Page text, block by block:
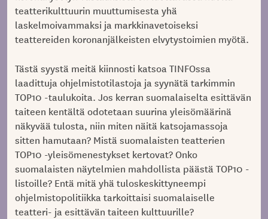
teatterikulttuurin muuttumisesta yhä
laskelmoivammaksi ja markkinavetoiseksi
teattereiden koronanjälkeisten elvytystoimien myötä.
Tästä syystä meitä kiinnosti katsoa TINFOssa
laadittuja ohjelmistotilastoja ja syynätä tarkimmin
TOP10 -taulukoita. Jos kerran suomalaiselta esittävän
taiteen kentältä odotetaan suurina yleisömäärinä
näkyvää tulosta, niin miten näitä katsojamassoja
sitten hamutaan? Mistä suomalaisten teatterien
TOP10 -yleisömenestykset kertovat? Onko
suomalaisten näytelmien mahdollista päästä TOP10 -
listoille? Entä mitä yhä tuloskeskittyneempi
ohjelmistopolitiikka tarkoittaisi suomalaiselle
teatteri- ja esittävän taiteen kulttuurille?